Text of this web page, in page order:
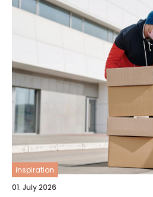
inspiration
01. July 2026